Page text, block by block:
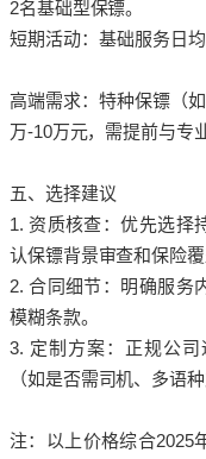
2名基础型保镖。
短期活动：基础服务日
高端需求：特种保镖（
万-10万元，需提前与专
五、选择建议
1. 资质核查：优先选择
认保镖背景审查和保险
2. 合同细节：明确服务
模糊条款。
3. 定制方案：正规公
（如是否需司机、多语
注：以上价格综合2025